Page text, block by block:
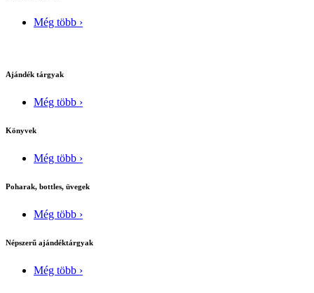
Még több ›
Ajándék tárgyak
Még több ›
Könyvek
Még több ›
Poharak, bottles, üvegek
Még több ›
Népszerű ajándéktárgyak
Még több ›